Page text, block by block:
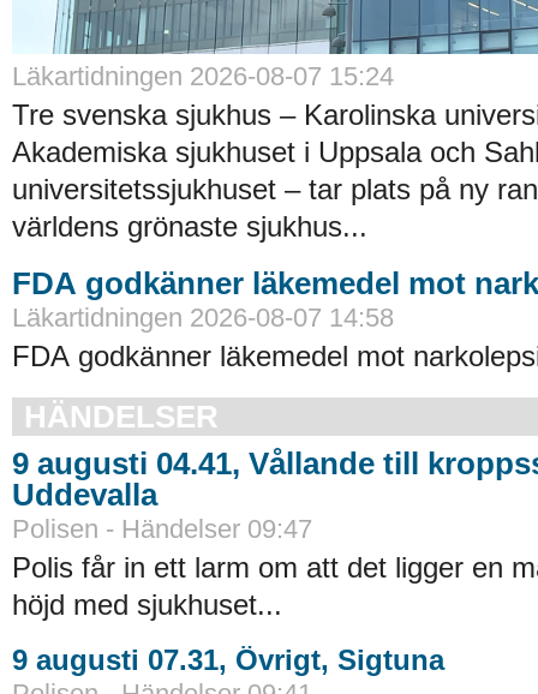
Läkartidningen 2026-08-07 15:24
Tre svenska sjukhus – Karolinska
Akademiska sjukhuset i Uppsala och
universitetssjukhuset – tar plats på ny
världens grönaste sjukhus...
FDA godkänner läkemedel mot
Läkartidningen 2026-08-07 14:58
FDA godkänner läkemedel mot
HÄNDELSER
9 augusti 04.41, Vållande till
Uddevalla
Polisen - Händelser 09:47
Polis får in ett larm om att det ligger en
höjd med sjukhuset...
9 augusti 07.31, Övrigt, Sigtuna